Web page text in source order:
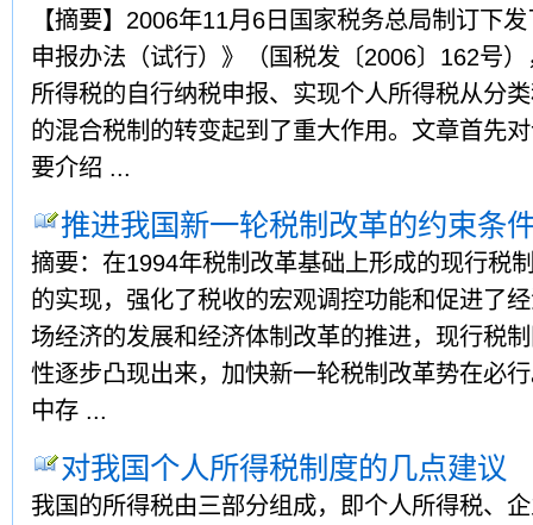
【摘要】2006年11月6日国家税务总局制订下
申报办法（试行）》（国税发〔2006〕162号
所得税的自行纳税申报、实现个人所得税从分
的混合税制的转变起到了重大作用。文章首先
要介绍 ...
推进我国新一轮税制改革的约束条
摘要：在1994年税制改革基础上形成的现行税
的实现，强化了税收的宏观调控功能和促进了
场经济的发展和经济体制改革的推进，现行税
性逐步凸现出来，加快新一轮税制改革势在必
中存 ...
对我国个人所得税制度的几点建议
我国的所得税由三部分组成，即个人所得税、